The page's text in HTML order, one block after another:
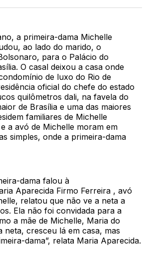
LinkedInWhatsApp
Email
a primeira-dama Michelle
ao lado do marido, o
para o Palácio do
O casal deixou a casa onde
de luxo do Rio de
oficial do chefe do estado
quilômetros dali, na favela do
de Brasília e uma das maiores
familiares de Michelle
a avó de Michelle moram em
simples, onde a primeira-dama
dama falou à
Aparecida Firmo Ferreira , avó
relatou que não ve a neta a
Ela não foi convidada para a
a mãe de Michelle, Maria do
neta, cresceu lá em casa, mas
dama”, relata Maria Aparecida.